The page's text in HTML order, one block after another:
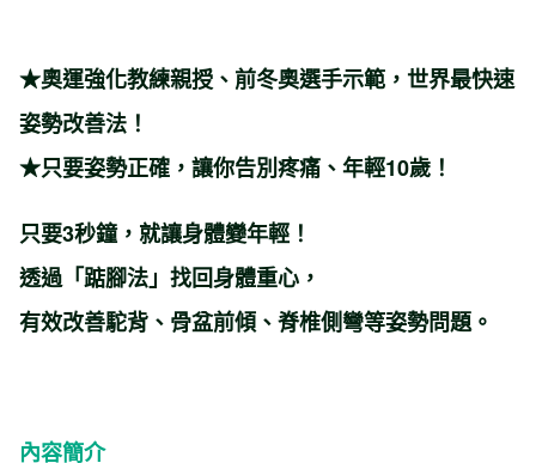
★奧運強化教練親授、前冬奧選手示範，世界最快速
姿勢改善法！
★只要姿勢正確，讓你告別疼痛、年輕10歲！
只要3秒鐘，就讓身體變年輕！
透過「踮腳法」找回身體重心，
有效改善駝背、骨盆前傾、脊椎側彎等姿勢問題。
內容簡介